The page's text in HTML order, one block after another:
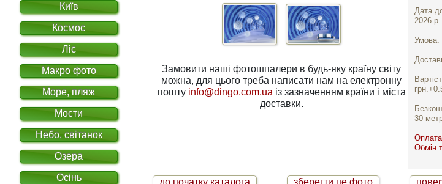
Київ
Космос
Ліс
Макро фото
Море, пляж
Мости
Небо, світанок
Озера
Осінь
Замовити наші фотошпалери в будь-яку країну світу
можна, для цього треба написати нам на електронну
пошту info@dingo.com.ua із зазначенням країни і міста
доставки.
Дата
2026 р.
Умова:
30
Оплата
Обмін
до початку каталога зберегти це фото